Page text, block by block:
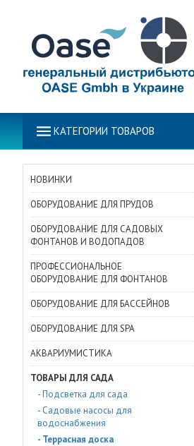
КАТЕГОРИИ ТОВАРОВ
НОВИНКИ
ОБОРУДОВАНИЕ ДЛЯ ПРУДОВ
ОБОРУДОВАНИЕ ДЛЯ САДОВЫХ
ФОНТАНОВ И ВОДОПАДОВ
ПРОФЕССИОНАЛЬНОЕ
ОБОРУДОВАНИЕ ДЛЯ ФОНТАНОВ
ОБОРУДОВАНИЕ ДЛЯ БАССЕЙНОВ
ОБОРУДОВАНИЕ ДЛЯ SPA
АКВАРИУМИСТИКА
ТОВАРЫ ДЛЯ САДА
- Подсветка для сада
- Садовые насосы для
водоснабжения
- Террасная доска